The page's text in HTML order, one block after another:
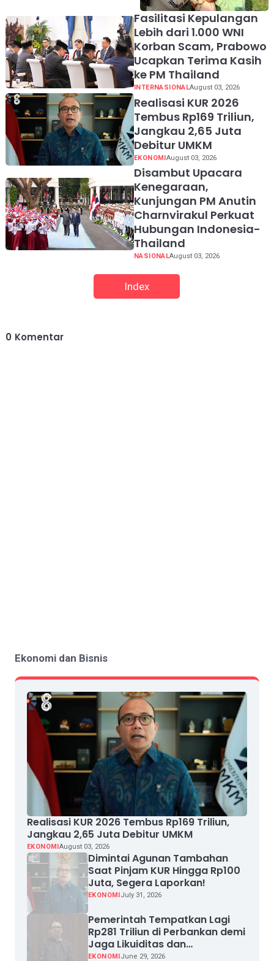
Fasilitasi Kepulangan
Lebih dari 1.000 WNI
Korban Scam, Prabowo
Ucapkan Terima Kasih
ke PM Thailand
INTERNASIONALAugust 03, 2026
Realisasi KUR 2026
Tembus Rp169 Triliun,
Jangkau 2,65 Juta
Debitur UMKM
EKONOMIAugust 03, 2026
Disambut Upacara
Kenegaraan,
Kunjungan PM Anutin
Charnvirakul Perkuat
Hubungan Indonesia-
Thailand
NASIONALAugust 03, 2026
Index
0 Komentar
Ekonomi dan Bisnis
Realisasi KUR 2026 Tembus Rp169 Triliun,
Jangkau 2,65 Juta Debitur UMKM
EKONOMIAugust 03, 2026
Dimintai Agunan Tambahan
Saat Pinjam KUR Hingga Rp100
Juta, Segera Laporkan!
EKONOMIJuly 31, 2026
Pemerintah Tempatkan Lagi
Rp281 Triliun di Perbankan demi
Jaga Likuiditas dan
Pertumbuhan Kredit
EKONOMIJune 29, 2026